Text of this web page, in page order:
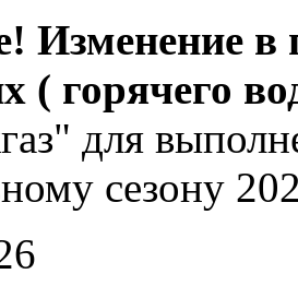
Изменение в
( горячего
для
сезону